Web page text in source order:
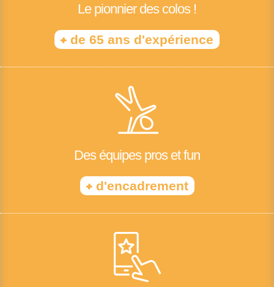
Le pionnier des colos !
+ de 65 ans d'expérience
Des équipes pros et fun
+d'encadrement